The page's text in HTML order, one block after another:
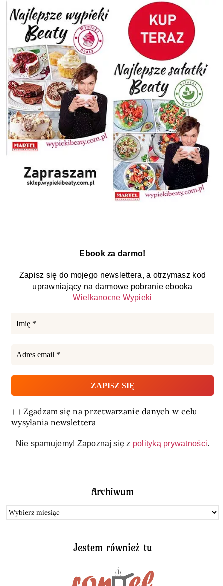
Ebook za darmo!
Zapisz się do mojego newslettera, a otrzymasz kod
uprawniający na darmowe pobranie ebooka
Wielkanocne Wypieki
Zgadzam się na przetwarzanie danych w celu
wysyłania newslettera
Nie spamujemy! Zapoznaj się z polityką prywatności.
Archiwum
Archiwum
Jestem również tu